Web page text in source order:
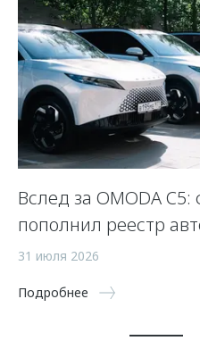
Вслед за OMODA
пополнил реестр
31 июля 2026
Подробнее